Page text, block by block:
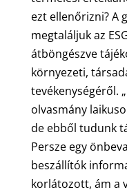
ezt ellenőrizni? A
megtaláljuk az
átböngészve
környezeti,
tevékenységéről.
olvasmány
de ebből tudunk
Persze egy
beszállítók
korlátozott, ám a